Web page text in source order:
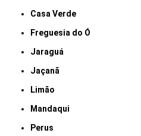
Casa Verde
Freguesia do Ó
Jaraguá
Jaçanã
Limão
Mandaqui
Perus